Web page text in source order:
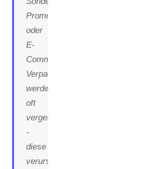
Promotions
oder
E-
Commerce-
Verpackungen
werden
oft
vergessen
-
diese
verursachen